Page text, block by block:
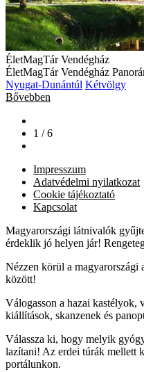
ÉletMagTár Vendégház
ÉletMagTár Vendégház
Nyugat-Dunántúl Kétvölgy
Bővebben
1 / 6
Impresszum
Adatvédelmi nyilatkozat
Cookie tájékoztató
Kapcsolat
Magyarországi látnivalók
érdeklik jó helyen jár!
Nézzen körül a magyarországi
között!
Válogasson a hazai kastélyok,
kiállítások, skanzenek és
Válassza ki, hogy melyik
lazítani! Az erdei túrák mellett
portálunkon.